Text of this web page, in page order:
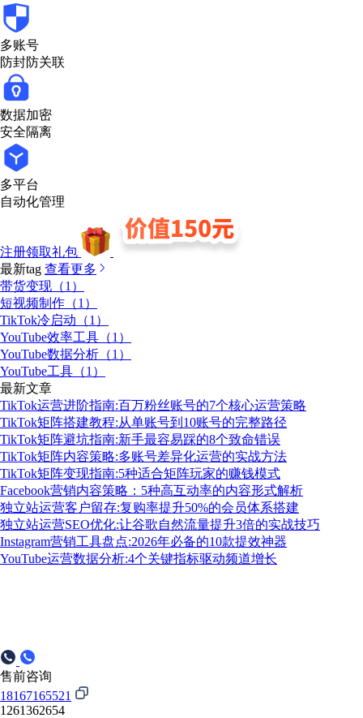
多账号
防封防关联
数据加密
安全隔离
多平台
自动化管理
注册领取礼包
最新tag 查看更多
带货变现（1）
短视频制作（1）
TikTok冷启动（1）
YouTube效率工具（1）
YouTube数据分析（1）
YouTube工具（1）
最新文章
TikTok运营进阶指南:百万粉丝账号的7个核心运营策略
TikTok矩阵搭建教程:从单账号到10账号的完整路径
TikTok矩阵避坑指南:新手最容易踩的8个致命错误
TikTok矩阵内容策略:多账号差异化运营的实战方法
TikTok矩阵变现指南:5种适合矩阵玩家的赚钱模式
Facebook营销内容策略：5种高互动率的内容形式解析
独立站运营客户留存:复购率提升50%的会员体系搭建
独立站运营SEO优化:让谷歌自然流量提升3倍的实战技巧
Instagram营销工具盘点:2026年必备的10款提效神器
YouTube运营数据分析:4个关键指标驱动频道增长
售前咨询
18167165521
1261362654